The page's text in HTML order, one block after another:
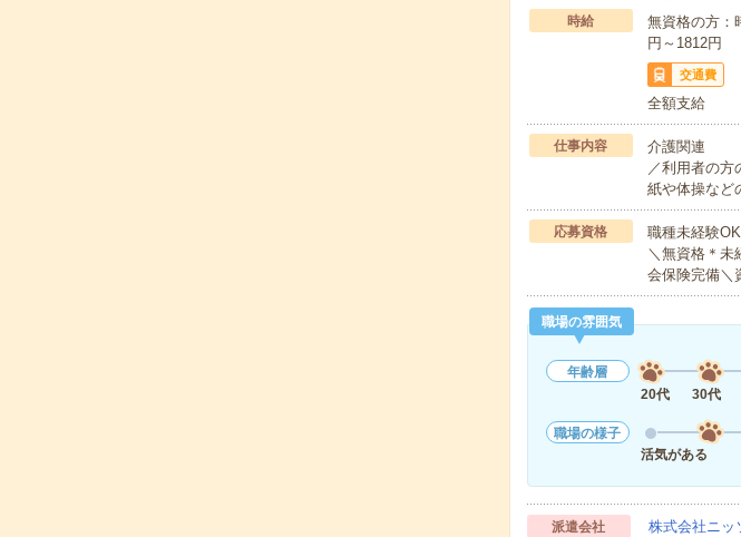
時給
無資格の方：
円～1812円
交通費
全額支給
仕事内容
介護関連
／利用者の
紙や体操な
応募資格
職種未経験
＼無資格＊
会保険完備＼
職場の雰囲気
年齢層
20代
30代
職場の様子
活気がある
派遣会社 株式会社ニッ